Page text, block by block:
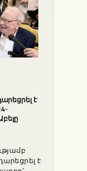
է
է